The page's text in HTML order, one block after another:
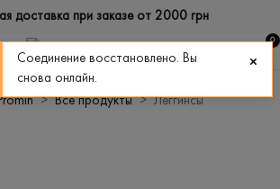
доставка при заказе от 2000 грн
0
Все продукты Леггинсы
Соединение восстановлено. Вы
снова онлайн.